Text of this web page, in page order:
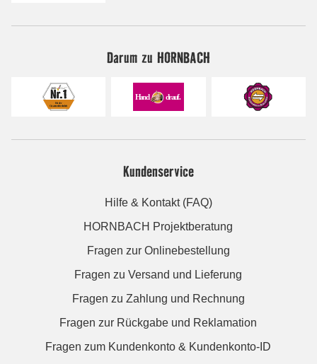
Darum zu HORNBACH
Kundenservice
Hilfe & Kontakt (FAQ)
HORNBACH Projektberatung
Fragen zur Onlinebestellung
Fragen zu Versand und Lieferung
Fragen zu Zahlung und Rechnung
Fragen zur Rückgabe und Reklamation
Fragen zum Kundenkonto & Kundenkonto-ID